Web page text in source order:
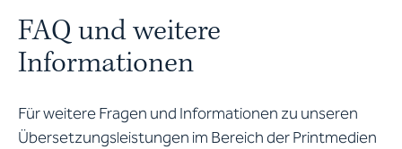
FAQ und weitere
Informationen
Für weitere Fragen und Informationen zu unseren
Übersetzungsleistungen im Bereich der Printmedien